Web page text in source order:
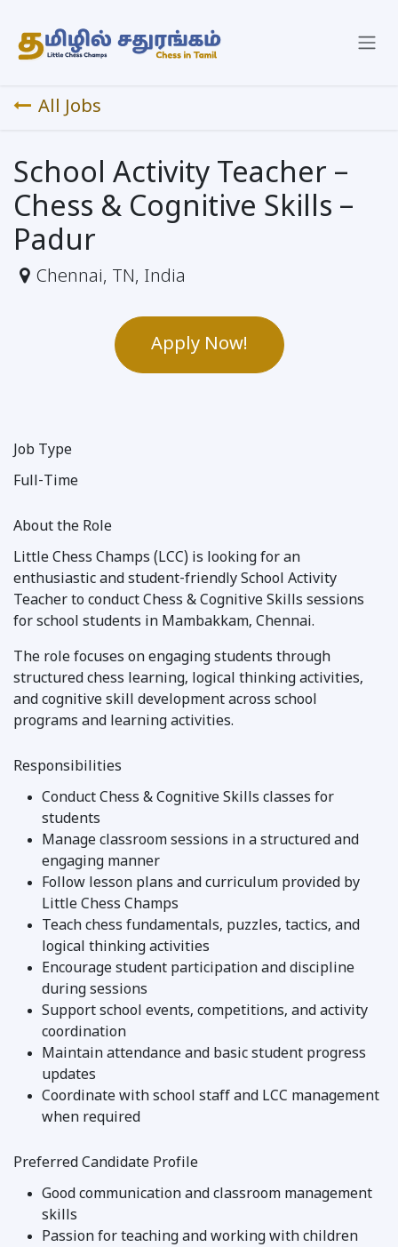
All Jobs
School Activity Teacher –
Chess & Cognitive Skills –
Padur
Chennai, TN, India
Apply Now!
Job Type
Full-Time
About the Role
Little Chess Champs (LCC) is looking for an
enthusiastic and student-friendly School Activity
Teacher to conduct Chess & Cognitive Skills sessions
for school students in Mambakkam, Chennai.
The role focuses on engaging students through
structured chess learning, logical thinking activities,
and cognitive skill development across school
programs and learning activities.
Responsibilities
Conduct Chess & Cognitive Skills classes for
students
Manage classroom sessions in a structured and
engaging manner
Follow lesson plans and curriculum provided by
Little Chess Champs
Teach chess fundamentals, puzzles, tactics, and
logical thinking activities
Encourage student participation and discipline
during sessions
Support school events, competitions, and activity
coordination
Maintain attendance and basic student progress
updates
Coordinate with school staff and LCC management
when required
Preferred Candidate Profile
Good communication and classroom management
skills
Passion for teaching and working with children